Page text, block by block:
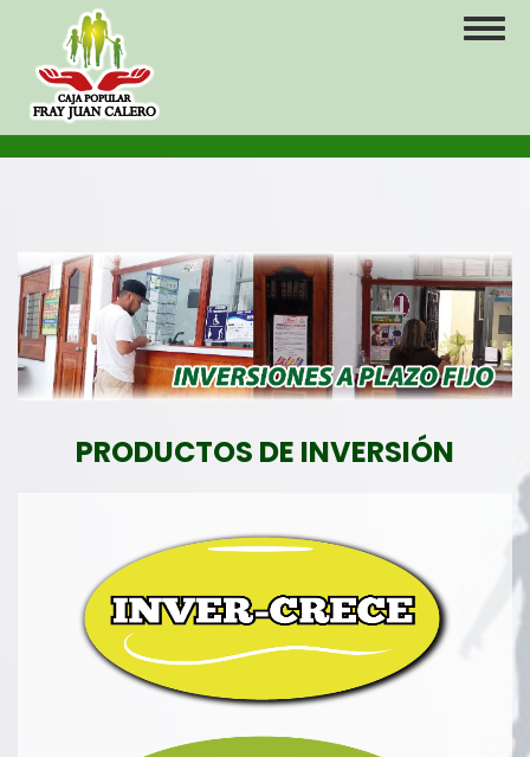
contenido
principal
PRODUCTOS DE INVERSIÓN